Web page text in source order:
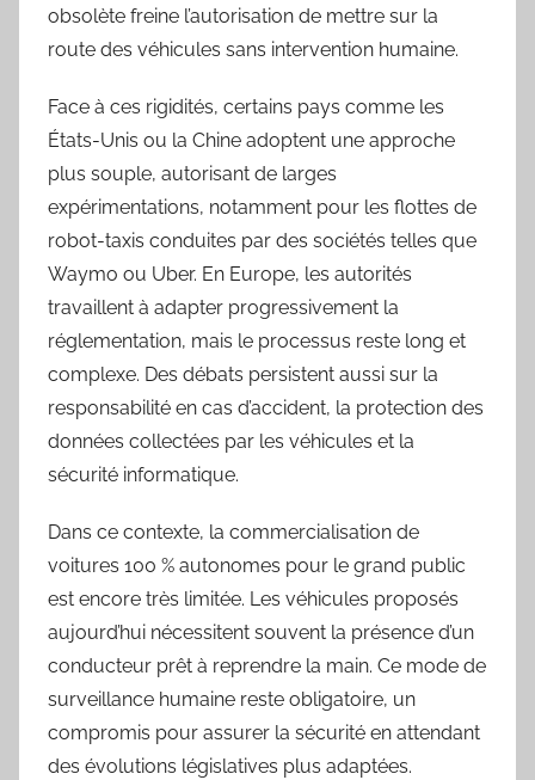
obsolète freine l’autorisation de mettre sur la
route des véhicules sans intervention humaine.
Face à ces rigidités, certains pays comme les
États-Unis ou la Chine adoptent une approche
plus souple, autorisant de larges
expérimentations, notamment pour les flottes de
robot-taxis conduites par des sociétés telles que
Waymo ou Uber. En Europe, les autorités
travaillent à adapter progressivement la
réglementation, mais le processus reste long et
complexe. Des débats persistent aussi sur la
responsabilité en cas d’accident, la protection des
données collectées par les véhicules et la
sécurité informatique.
Dans ce contexte, la commercialisation de
voitures 100 % autonomes pour le grand public
est encore très limitée. Les véhicules proposés
aujourd’hui nécessitent souvent la présence d’un
conducteur prêt à reprendre la main. Ce mode de
surveillance humaine reste obligatoire, un
compromis pour assurer la sécurité en attendant
des évolutions législatives plus adaptées.